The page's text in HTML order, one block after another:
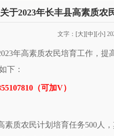
关于2023年长丰县高素质农
文字： [大] [中] [小]
年高素质农民培育工作，
下：
（可加V）
素质农民计划培育任务500人